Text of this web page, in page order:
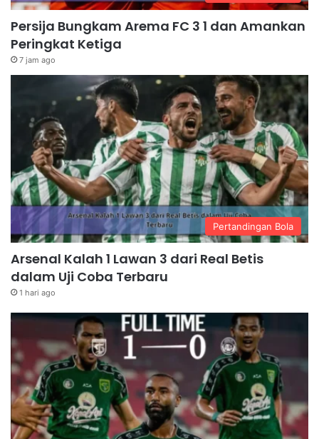
Persija Bungkam Arema FC 3 1 dan Amankan
Peringkat Ketiga
7 jam ago
Pertandingan Bola
Arsenal Kalah 1 Lawan 3 dari Real Betis
dalam Uji Coba Terbaru
1 hari ago